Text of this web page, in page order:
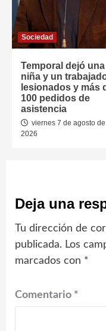
Sociedad
Temporal dejó una
niña y un
lesionados y más
100 pedidos de
asistencia
viernes 7 de agosto de
2026
Deja una
Tu dirección de
publicada. Los
marcados con *
Comentario *